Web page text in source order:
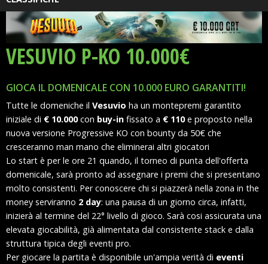
VESUVIO P-KO 10.000€
GIOCA IL DOMENICALE CON 10.000 EURO GARANTITI!
Tutte le domeniche il Vesuvio ha un montepremi garantito
iniziale di € 10.000con buy-in fissato a € 110e proposto nella
nuova versione Progressive KO con bounty da 50€ che
cresceranno man mano che eliminerai altri giocatori
Lo start è per le ore 21 quando, il torneo di punta dell'offerta
domenicale, sarà pronto ad assegnare i premi che si presentano
molto consistenti. Per conoscere chi si piazzerà nella zona in the
money serviranno 2 day: una pausa di un giorno circa, infatti,
inizierà al termine del 22° livello di gioco. Sarà cosi assicurata una
elevata giocabilità, già alimentata dal consistente stack e dalla
struttura tipica degli eventi pro.
Per giocare la partita è disponibile un'ampia verità di eventi